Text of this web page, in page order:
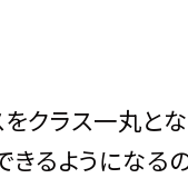
ラス一丸とな
るようになる